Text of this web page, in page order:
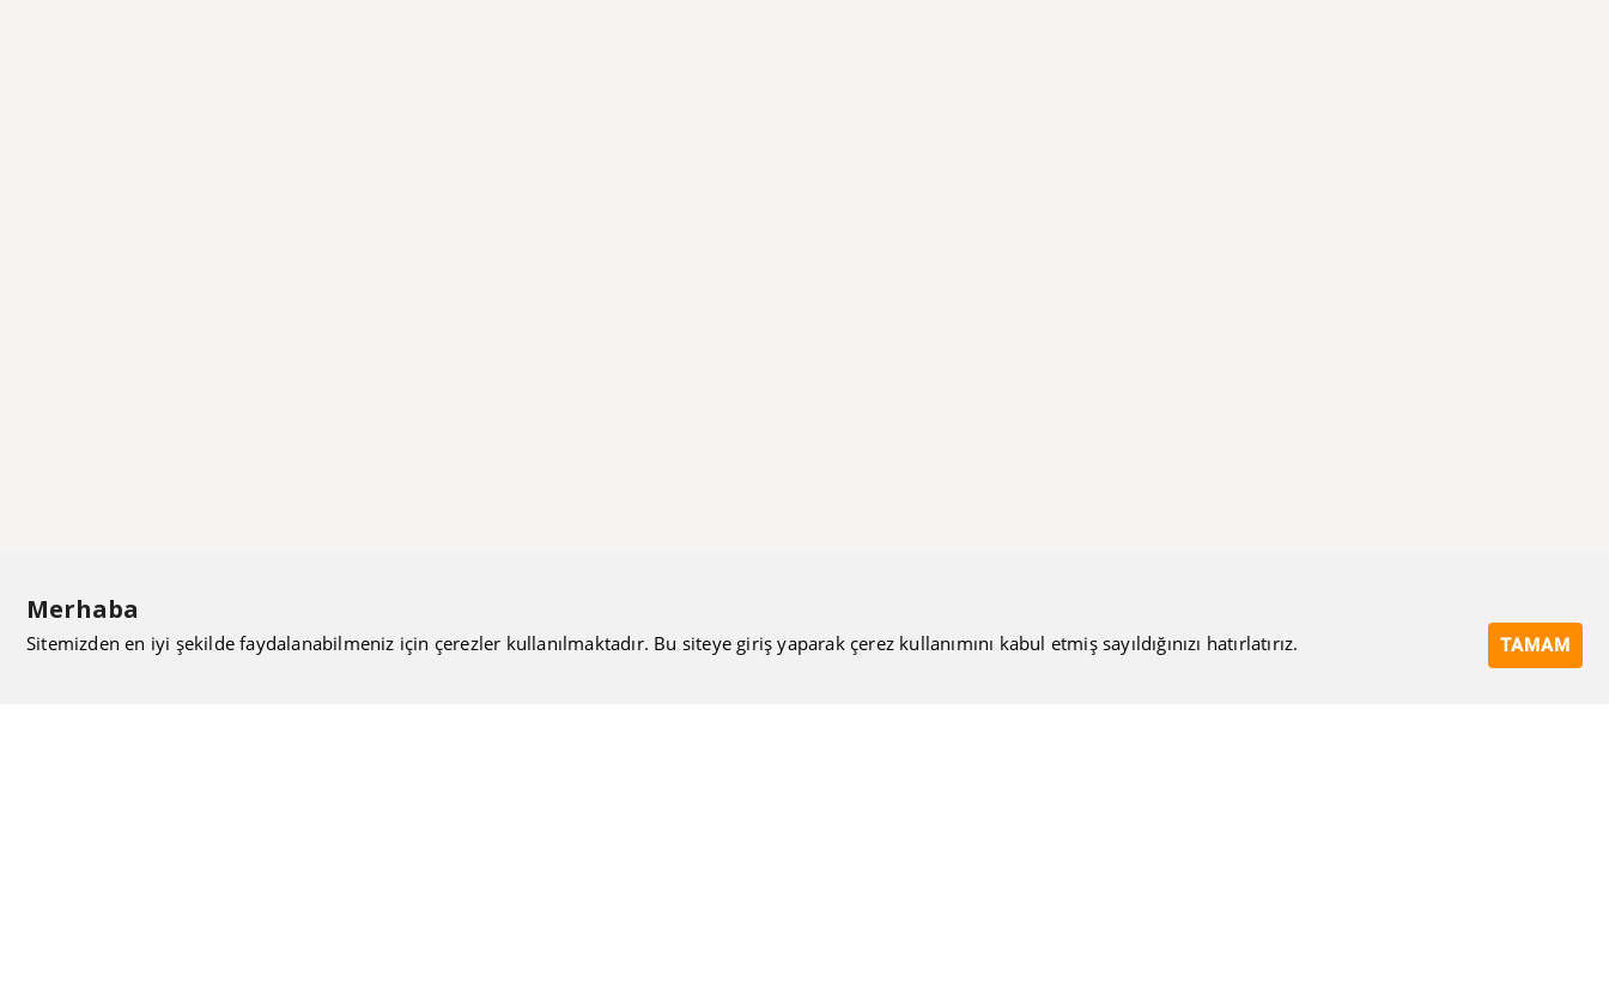
Merhaba
Sitemizden en iyi şekilde faydalanabilmeniz için çerezler kullanılmaktadır. Bu siteye giriş yaparak çerez kullanımını kabul etmiş sayıldığınızı hatırlatırız. TAMAM